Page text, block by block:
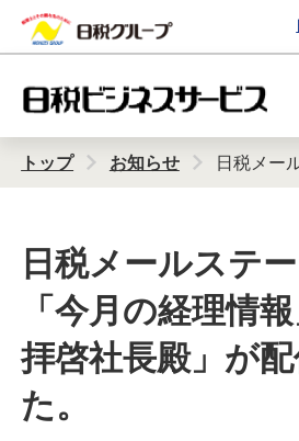
トップ お知らせ 日税メー
日税メールステ
「今月の経理情
拝啓社長殿」が
た。